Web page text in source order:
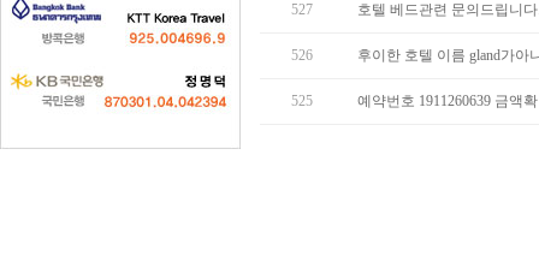
527 호텔 베드관련 문의드립니
526 후이한 호텔 이름 gland가아
525 예약번호 1911260639 금액